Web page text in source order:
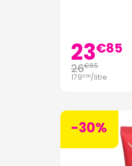
23€85
26€85
179€00/litre
-30%